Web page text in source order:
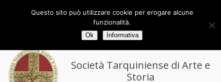
Via delle Torri 29/33 - 01016 Tarquinia (VT)
tel/fax 0766.858194
tarquiniense@gmail.com
Società Tarquiniense di Arte e
Storia
Questo sito può utilizzare cookie per erogare alcune
funzionalità.
Ok Informativa